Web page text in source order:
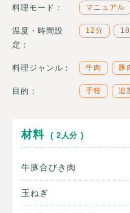
料理モード： マニュアル
温度・時間設
定：
12分
料理ジャンル： 牛肉 豚
目的： 手軽 追
材料 ( 2人分 )
牛豚合びき肉
玉ねぎ